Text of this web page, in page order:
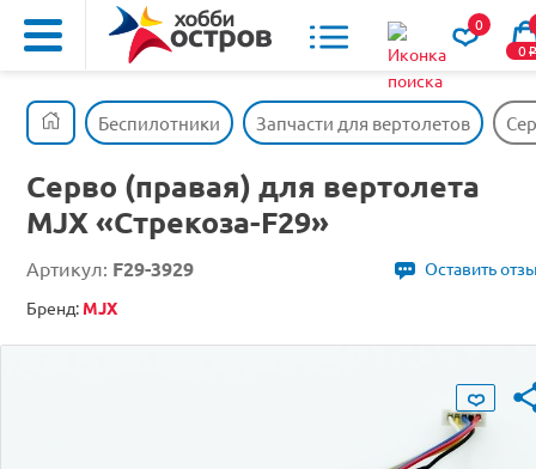
0
0o
Беспилотники Запчасти для вертолетов
Серво (правая) для вертолета
MJX «Стрекоза-F29»
Артикул: F29-3929
Оставить
Бренд: MJX